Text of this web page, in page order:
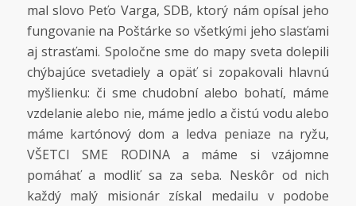
mal slovo Peťo Varga, SDB, ktorý nám opísal jeho
fungovanie na Poštárke so všetkými jeho slasťami
aj strasťami. Spoločne sme do mapy sveta dolepili
chýbajúce svetadiely a opäť si zopakovali hlavnú
myšlienku: či sme chudobní alebo bohatí, máme
vzdelanie alebo nie, máme jedlo a čistú vodu alebo
máme kartónový dom a ledva peniaze na ryžu,
VŠETCI SME RODINA a máme si vzájomne
pomáhať a modliť sa za seba. Neskôr od nich
každý malý misionár získal medailu v podobe